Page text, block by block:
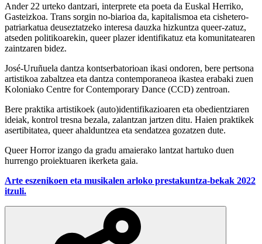
Ander 22 urteko dantzari, interprete eta poeta da Euskal Herriko,
Gasteizkoa. Trans sorgin no-biarioa da, kapitalismoa eta cishetero-
patriarkatua deuseztatzeko interesa dauzka hizkuntza queer-zatuz,
atseden politikoarekin, queer plazer identifikatuz eta komunitatearen
zaintzaren bidez.
José-Uruñuela dantza kontserbatorioan ikasi ondoren, bere pertsona
artistikoa zabaltzea eta dantza contemporaneoa ikastea erabaki zuen
Koloniako Centre for Contemporary Dance (CCD) zentroan.
Bere praktika artistikoek (auto)identifikazioaren eta obedientziaren
ideiak, kontrol tresna bezala, zalantzan jartzen ditu. Haien praktikek
asertibitatea, queer ahalduntzea eta sendatzea gozatzen dute.
Queer Horror izango da gradu amaierako lantzat hartuko duen
hurrengo proiektuaren ikerketa gaia.
Arte eszenikoen eta musikalen arloko prestakuntza-bekak 2022
itzuli.